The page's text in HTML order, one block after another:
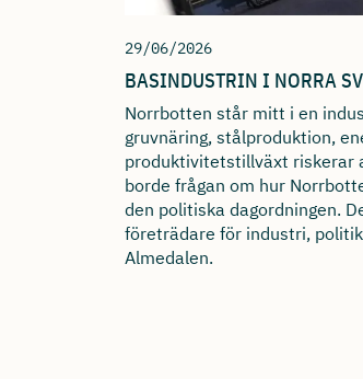
29/06/2026
BASINDUSTRIN I NORRA
Norrbotten står mitt i en
gruvnäring, stålproduktion,
produktivitetstillväxt riskerar
borde frågan om hur
den politiska dagordningen.
företrädare för industri,
Almedalen.